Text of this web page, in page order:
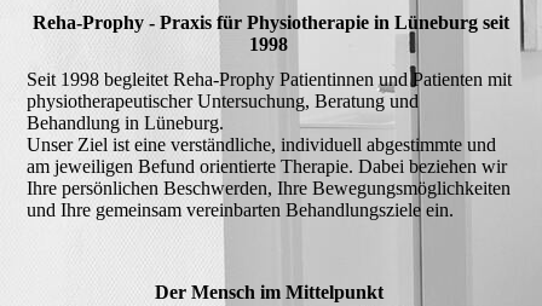
Reha-Prophy - Praxis für Physiotherapie in Lüneburg seit
1998
Seit 1998 begleitet Reha-Prophy Patientinnen und Patienten mit
physiotherapeutischer Untersuchung, Beratung und
Behandlung in Lüneburg.
Unser Ziel ist eine verständliche, individuell abgestimmte und
am jeweiligen Befund orientierte Therapie. Dabei beziehen wir
Ihre persönlichen Beschwerden, Ihre Bewegungsmöglichkeiten
und Ihre gemeinsam vereinbarten Behandlungsziele ein.
Der Mensch im Mittelpunkt